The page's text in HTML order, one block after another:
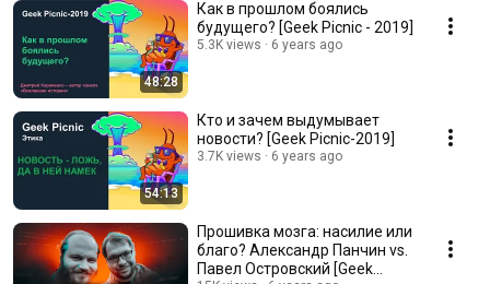
48:28
Как в прошлом боялись
будущего? [Geek Picnic - 2019]
5.3K views 6 years ago
54:13
Кто и зачем выдумывает
новости? [Geek Picnic-2019]
3.7K views 6 years ago
Прошивка мозга: насилие или
благо? Александр Панчин vs.
Павел Островский [Geek